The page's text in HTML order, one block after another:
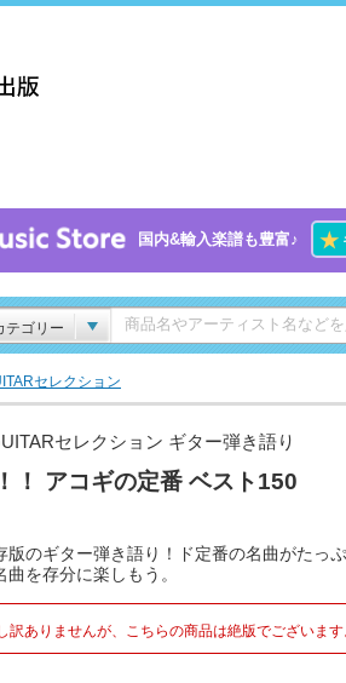
国内&輸入楽譜も豊富♪ ★
テゴリー
セレクション
セレクション ギター弾き語り
！ アコギの定番 ベスト150
版のギター弾き語り！ド定番の名曲がたっ
曲を存分に楽しもう。
訳ありませんが、こちらの商品は絶版でございます